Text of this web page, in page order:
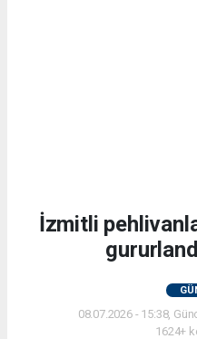
İzmitli
08.07.2026 - 15:38,
1624+